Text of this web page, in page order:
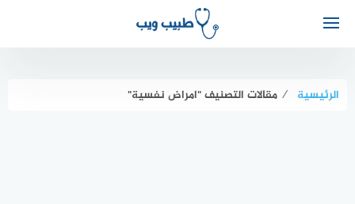
الرئيسية ⁄ مقالات التصنيف "امراض نفسية"